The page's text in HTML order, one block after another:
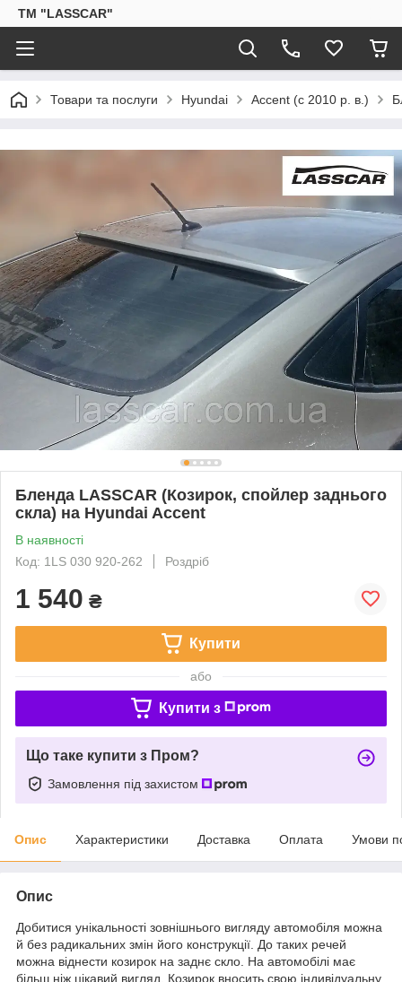
ТМ "LASSCAR"
Товари та послуги Hyundai Accent (c 2010 р. в.)
Бленда LASSCAR (Козирок, спойлер заднього
скла) на Hyundai Accent
В наявності
Код: 1LS 030 920-262
Роздріб
1 540 ₴
Купити
або
Купити з
Що таке купити з Пром?
Замовлення під захистом
Опис Характеристики Доставка Оплата Умови
Опис
Добитися унікальності зовнішнього вигляду автомобіля можна
й без радикальних змін його конструкції. До таких речей
можна віднести козирок на заднє скло. На автомобілі має
більш ніж цікавий вигляд. Козирок вносить свою індивідуальну